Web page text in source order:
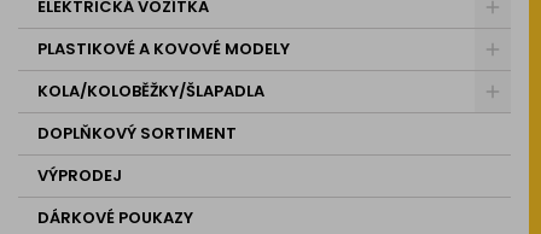
ELEKTRICKÁ VOZÍTKA
PLASTIKOVÉ A KOVOVÉ MODELY
KOLA/KOLOBĚŽKY/ŠLAPADLA
DOPLŇKOVÝ SORTIMENT
VÝPRODEJ
DÁRKOVÉ POUKAZY